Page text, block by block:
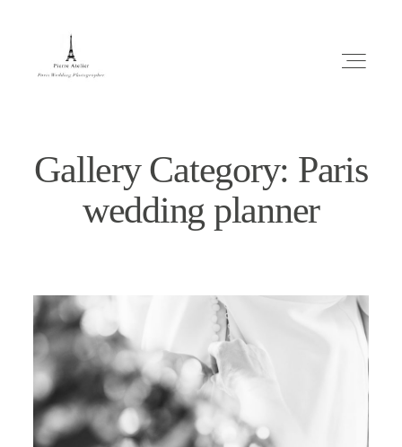
ABOUT ME
MES CONSEILS
ENGLISH
Gallery Category: Paris
wedding planner